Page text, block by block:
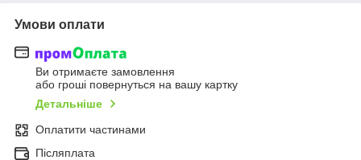
Умови оплати
Ви отримаєте замовлення
або гроші повернуться на вашу картку
Детальніше
Оплатити частинами
Післяплата